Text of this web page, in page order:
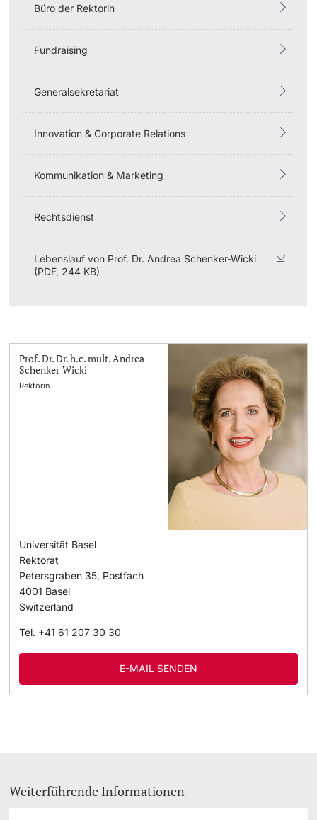
Büro der Rektorin
Fundraising
Generalsekretariat
Innovation & Corporate Relations
Kommunikation & Marketing
Rechtsdienst
Lebenslauf von Prof. Dr. Andrea Schenker-Wicki
(PDF, 244 KB)
Prof. Dr. Dr. h.c. mult. Andrea
Schenker-Wicki
Rektorin
Universität Basel
Rektorat
Petersgraben 35, Postfach
4001 Basel
Switzerland
Tel. +41 61 207 30 30
E-MAIL SENDEN
Weiterführende Informationen